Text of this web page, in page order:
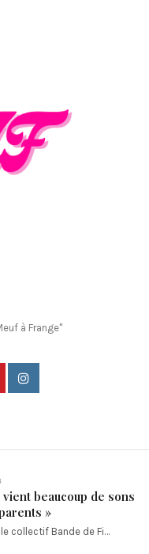
à Frange"
beaucoup de sons
»
collectif Bande de Fi…